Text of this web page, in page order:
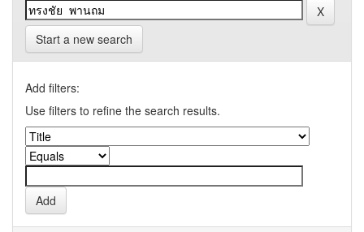
Start a new search
Add filters:
Use filters to refine the search results.